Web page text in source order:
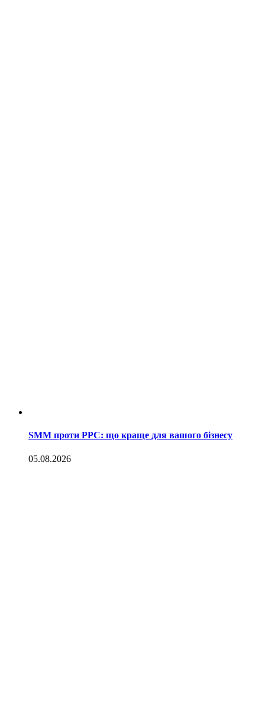
SMM проти PPC: що краще для вашого бізнесу
05.08.2026